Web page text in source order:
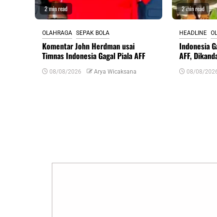
2 min read
OLAHRAGA SEPAK BOLA
Komentar John Herdman usai
Timnas Indonesia Gagal Piala AFF
08/08/2026 Arya Wicaksana
2 min read
HEADLINE
Indonesia
AFF,
08/08/